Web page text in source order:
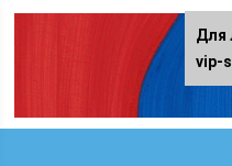
Для
vip-